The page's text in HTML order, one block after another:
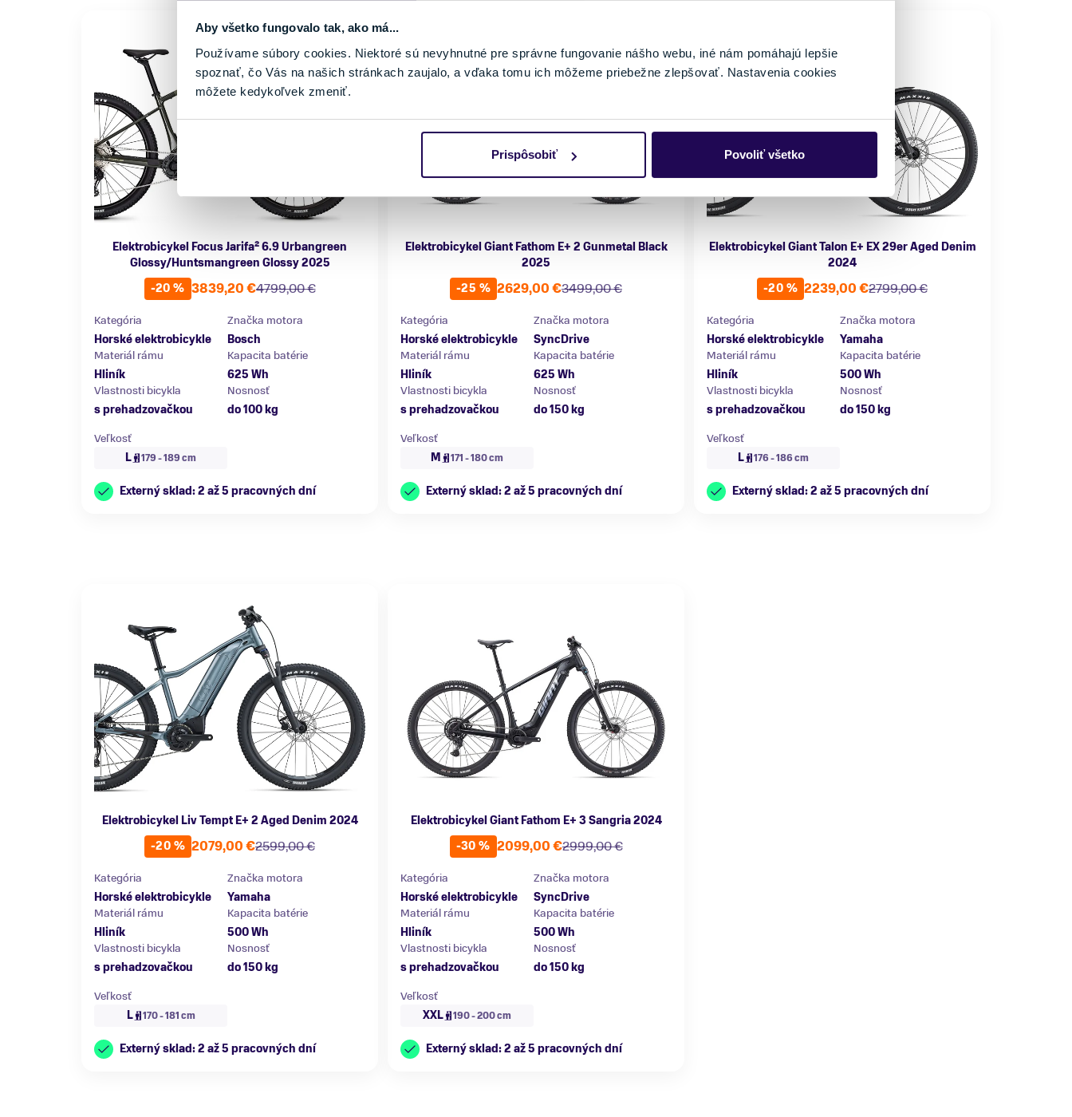
Aby všetko fungovalo tak, ako má...
Používame súbory cookies. Niektoré sú nevyhnutné pre správne fungovanie nášho webu, iné nám pomáhajú lepšie
spoznať, čo Vás na našich stránkach zaujalo, a vďaka tomu ich môžeme priebežne zlepšovať. Nastavenia cookies
môžete kedykoľvek zmeniť.
Prispôsobiť Povoliť všetko
Elektrobicykel Focus Jarifa² 6.9 Urbangreen
Glossy/Huntsmangreen Glossy 2025
-20 %
4799,00 €
3839,20 €
Kategória
Horské elektrobicykle
Značka motora
Bosch
Materiál rámu
Hliník
Kapacita batérie
625 Wh
Vlastnosti bicykla
s prehadzovačkou
Nosnosť
do 100 kg
Veľkosť
L
179 - 189 cm
Externý sklad: 2 až 5 pracovných dní
Elektrobicykel Giant Fathom E+ 2 Gunmetal Black
2025
-25 %
3499,00 €
2629,00 €
Kategória
Horské elektrobicykle
Značka motora
SyncDrive
Materiál rámu
Hliník
Kapacita batérie
625 Wh
Vlastnosti bicykla
s prehadzovačkou
Nosnosť
do 150 kg
Veľkosť
M
171 - 180 cm
Externý sklad: 2 až 5 pracovných dní
Elektrobicykel Giant Talon E+ EX 29er Aged Denim
2024
-20 %
2799,00 €
2239,00 €
Kategória
Horské elektrobicykle
Značka motora
Yamaha
Materiál rámu
Hliník
Kapacita batérie
500 Wh
Vlastnosti bicykla
s prehadzovačkou
Nosnosť
do 150 kg
Veľkosť
L
176 - 186 cm
Externý sklad: 2 až 5 pracovných dní
Elektrobicykel Liv Tempt E+ 2 Aged Denim 2024
-20 %
2599,00 €
2079,00 €
Kategória
Horské elektrobicykle
Značka motora
Yamaha
Materiál rámu
Hliník
Kapacita batérie
500 Wh
Vlastnosti bicykla
s prehadzovačkou
Nosnosť
do 150 kg
Veľkosť
L
170 - 181 cm
Externý sklad: 2 až 5 pracovných dní
Elektrobicykel Giant Fathom E+ 3 Sangria 2024
-30 %
2999,00 €
2099,00 €
Kategória
Horské elektrobicykle
Značka motora
SyncDrive
Materiál rámu
Hliník
Kapacita batérie
500 Wh
Vlastnosti bicykla
s prehadzovačkou
Nosnosť
do 150 kg
Veľkosť
XXL
190 - 200 cm
Externý sklad: 2 až 5 pracovných dní